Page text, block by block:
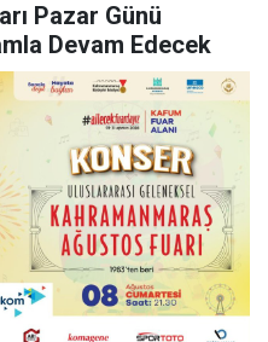
Pazar Günü
Devam Edecek